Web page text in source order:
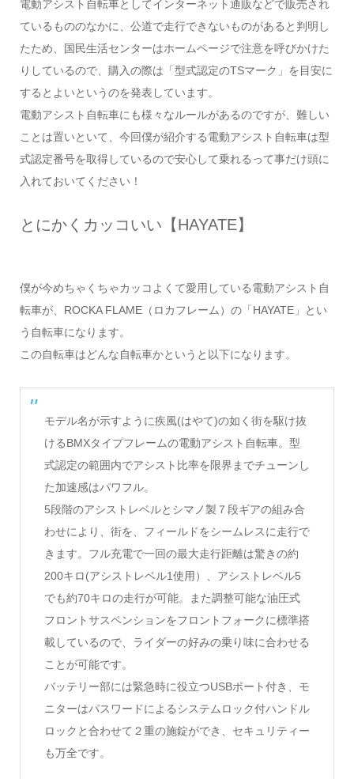
電動アシスト自転車としてインターネット通販などで販売され
ているもののなかに、公道で走行できないものがあると判明し
たため、国民生活センターはホームページで注意を呼びかけた
りしているので、購入の際は「型式認定のTSマーク」を目安に
するとよいというのを発表しています。
電動アシスト自転車にも様々なルールがあるのですが、難しい
ことは置いといて、今回僕が紹介する電動アシスト自転車は型
式認定番号を取得しているので安心して乗れるって事だけ頭に
入れておいてください！
とにかくカッコいい【HAYATE】
僕が今めちゃくちゃカッコよくて愛用している電動アシスト自
転車が、ROCKA FLAME（ロカフレーム）の「HAYATE」とい
う自転車になります。
この自転車はどんな自転車かというと以下になります。
モデル名が示すように疾風(はやて)の如く街を駆け抜
けるBMXタイプフレームの電動アシスト自転車。型
式認定の範囲内でアシスト比率を限界までチューンし
た加速感はパワフル。
5段階のアシストレベルとシマノ製７段ギアの組み合
わせにより、街を、フィールドをシームレスに走行で
きます。フル充電で一回の最大走行距離は驚きの約
200キロ(アシストレベル1使用）、アシストレベル5
でも約70キロの走行が可能。また調整可能な油圧式
フロントサスペンションをフロントフォークに標準搭
載しているので、ライダーの好みの乗り味に合わせる
ことが可能です。
バッテリー部には緊急時に役立つUSBポート付き、モ
ニターはパスワードによるシステムロック付ハンドル
ロックと合わせて２重の施錠ができ、セキュリティー
も万全です。